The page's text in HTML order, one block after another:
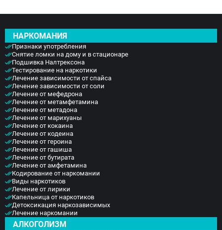
позволяет ему ресоциализироваться и закрепляет
эффект от лечения.
НАРКОМАНИЯ
Признаки употребления
Снятие ломки на дому и в стационаре
Подшивка Налтрексона
Тестирование на наркотики
Лечение зависимости от спайса
Лечение зависимости от соли
Лечение от мефедрона
Лечение от метамфетамина
Лечение от метадона
Лечение от марихуаны
Лечение от кокаина
Лечение от кодеина
Лечение от героина
Лечение от гашиша
Лечение от бутирата
Лечение от амфетамина
Кодирование от наркомании
Виды наркотиков
Лечение от лирики
Капельница от наркотиков
Детоксикация наркозависимых
Лечение наркомании
АЛКОГОЛИЗМ